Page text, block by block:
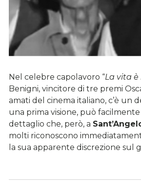
Nel celebre capolavoro “La vita è
Benigni, vincitore di tre premi
amati del cinema italiano, c’è un
una prima visione, può
dettaglio che, però, a
molti riconoscono
la sua apparente discrezione sul